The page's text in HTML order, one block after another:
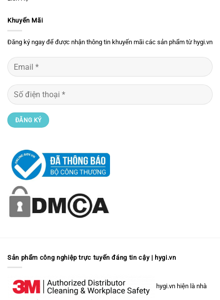
Khuyến Mãi
Đăng ký ngay để được nhận thông tin khuyến mãi các sản phẩm từ hygi.vn
Sản phẩm công nghiệp trực tuyến đáng tin cậy | hygi.vn
hygi.vn hiện là nhà